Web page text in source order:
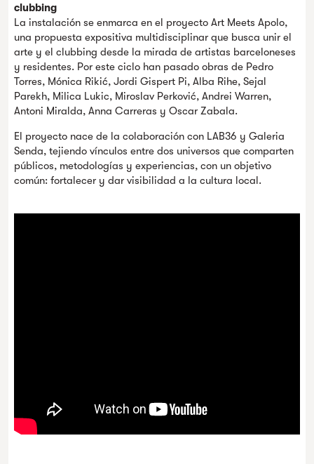
clubbing
La instalación se enmarca en el proyecto Art Meets Apolo,
una propuesta expositiva multidisciplinar que busca unir el
arte y el clubbing desde la mirada de artistas barceloneses
y residentes. Por este ciclo han pasado obras de Pedro
Torres, Mónica Rikić, Jordi Gispert Pi, Alba Rihe, Sejal
Parekh, Milica Lukic, Miroslav Perković, Andrei Warren,
Antoni Miralda, Anna Carreras y Oscar Zabala.
El proyecto nace de la colaboración con LAB36 y Galeria
Senda, tejiendo vínculos entre dos universos que comparten
públicos, metodologías y experiencias, con un objetivo
común: fortalecer y dar visibilidad a la cultura local.